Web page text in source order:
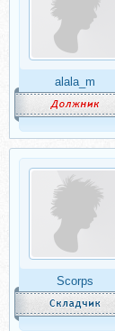
alala_m
Scorps